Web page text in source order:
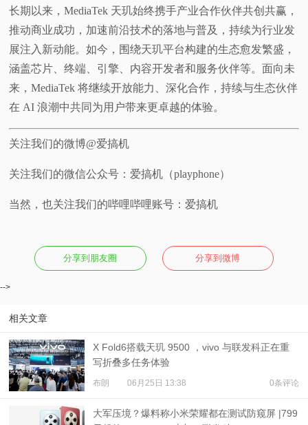
长期以来，MediaTek 天玑始终携手产业合作伙伴共创共赢，
推动商业成功，加速前沿技术的落地与普及，持续为行业发
展注入新动能。如今，围绕天玑平台构建的生态愈发繁盛，
涵盖芯片、终端、引擎、内容开发者和服务伙伴等。面向未
来，MediaTek 将继续开放能力、深化合作，持续与生态伙伴
在 AI 浪潮中共同为用户带来更卓越的体验。
关注我们的微博@爱搞机
关注我们的微信公众号：爱搞机（playphone）
当然，也关注我们的哔哩哔哩账号：爱搞机
分享到朋友圈 分享到微博
-->
相关文章
X Fold6搭载天玑 9500 ，vivo 与联发科正在重
写折叠多任务体验
布朗 06月25日 13:38 0条评论
大军压境？爆料称小米荣耀都在测试防窥屏 |799